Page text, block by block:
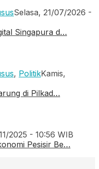
Selasa, 21/07/2026 -
Singapura d…
, PolitikKamis,
di Pilkad…
2025 - 10:56 WIB
Pesisir Be…